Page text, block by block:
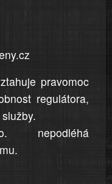
pravomoc
regulátora,
nepodléhá